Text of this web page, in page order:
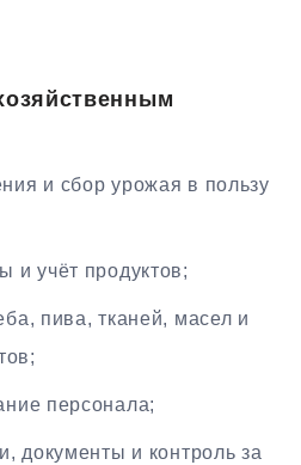
и сбор урожая в пользу
и учёт продуктов;
пива, тканей, масел и
персонала;
документы и контроль за